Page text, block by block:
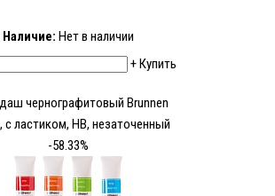
Наличие: Нет в наличии
+Купить
чернографитовый Brunnen
с ластиком, НВ, незаточенный
-58.33%